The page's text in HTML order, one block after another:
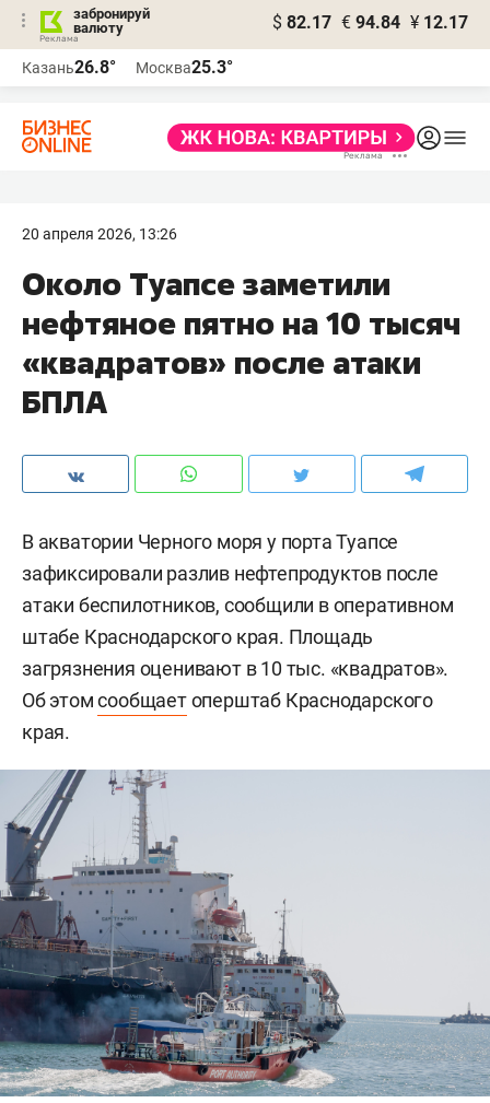
забронируй
валюту
$ 82.17 € 94.84 ¥ 12.17
Казань26.8° Москва25.3°
20 апреля 2026, 13:26
Около Туапсе заметили
нефтяное пятно на 10 тысяч
«квадратов» после атаки
БПЛА
В акватории Черного моря у порта Туапсе
зафиксировали разлив нефтепродуктов после
атаки беспилотников, сообщили в оперативном
штабе Краснодарского края. Площадь
загрязнения оценивают в 10 тыс. «квадратов».
Об этомсообщаетоперштаб Краснодарского
края.